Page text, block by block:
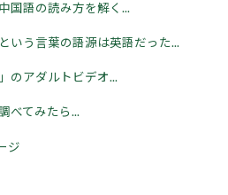
国語の読み方を解く...
いう言葉の語源は英語だった...
のアダルトビデオ...
べてみたら...
ジ